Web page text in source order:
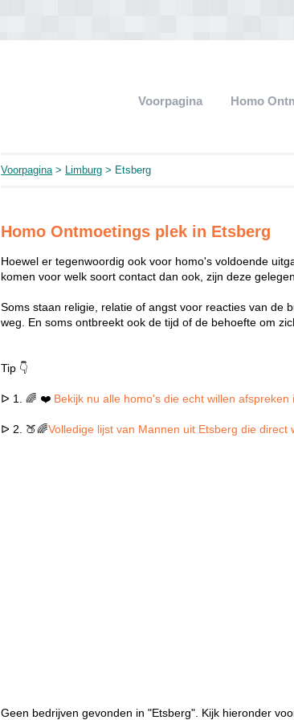
Voorpagina Homo
Voorpagina> Limburg > Etsberg
Homo Ontmoetings plek in Etsberg
Hoewel er tegenwoordig ook voor homo's voldoende
komen voor welk soort contact dan ook, zijn deze
Soms staan religie, relatie of angst voor reacties van de
weg. En soms ontbreekt ook de tijd of de behoefte om
Tip 👇
ᐅ 1. 🌈 ❤️ Bekijk nu alle homo's die echt willen afspreken
ᐅ 2. 🍑🌈Volledige lijst van Mannen uit Etsberg die direct
Geen bedrijven gevonden in "Etsberg". Kijk hieronder